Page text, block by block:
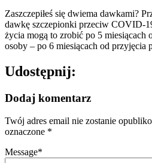
Zaszczepiłeś się dwiema dawkami?
dawkę szczepionki przeciw COVID-
życia mogą to zrobić po 5 miesiącach
osoby – po 6 miesiącach od przyjęcia
Udostępnij:
Dodaj komentarz
Twój adres email nie zostanie
oznaczone *
Message*